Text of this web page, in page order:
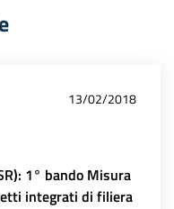
13/02/2018
1° bando Misura
integrati di filiera